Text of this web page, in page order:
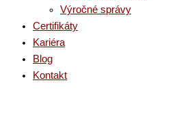
Výročné správy
Certifikáty
Kariéra
Blog
Kontakt